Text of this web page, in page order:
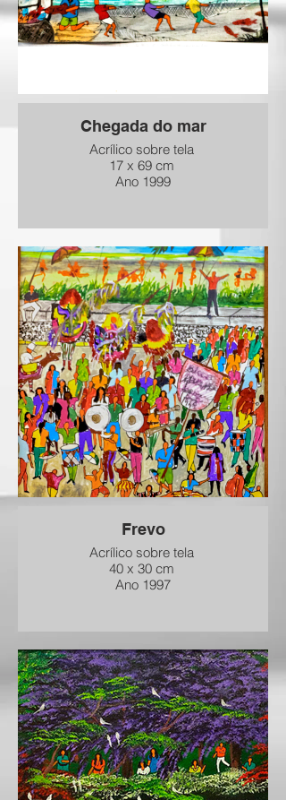
Chegada do mar
Acrílico sobre tela
17 x 69 cm
Ano 1999
Frevo
Acrílico sobre tela
40 x 30 cm
Ano 1997